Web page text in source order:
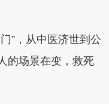
”，从中医济世到公
的场景在变，救死